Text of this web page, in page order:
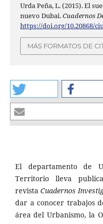
Urda Peña, L. (2015). El
nuevo Dubai.Cuadernos
https://doi.org/10.20868/
MÁS FORMATOS DE
El departamento de
Territorio lleva
revista Cuadernos
dar a conocer trabajos
área del Urbanismo, la